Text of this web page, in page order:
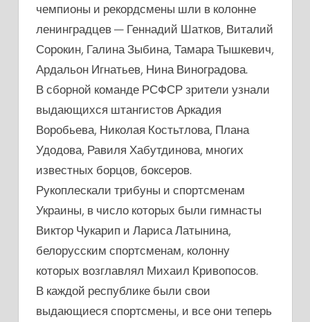
чемпионы и рекордсмены шли в колонне
ленинградцев — Геннадий Шатков, Виталий
Сорокин, Галина Зыбина, Тамара Тышкевич,
Ардальон Игнатьев, Нина Виноградова.
В сборной команде РСФСР зрители узнали
выдающихся штангистов Аркадия
Воробьева, Николая Костьтлова, Плана
Удодова, Равиля Хабутдинова, многих
известных борцов, боксеров.
Рукоплескали трибуны и спортсменам
Украины, в число которых были гимнасты
Виктор Чукарип и Лариса Латынина,
белорусским спортсменам, колонну
которых возглавлял Михаил Кривопосов.
В каждой республике были свои
выдающиеся спортсмены, и все они теперь